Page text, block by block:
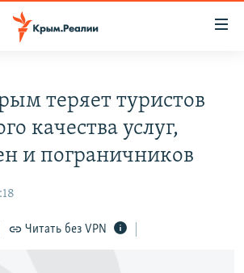
КРЫМА. 11 ИСТОРИЙ СОПРОТИВЛЕНИЯ
теряет туристов
качества услуг,
и пограничников
Читать без VPN